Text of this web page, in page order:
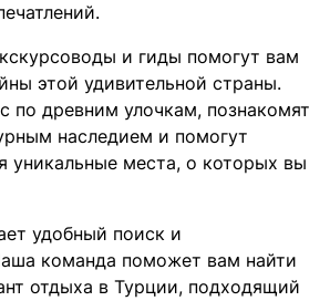
и гиды помогут вам
этой удивительной страны.
по древним улочкам, познакомят
наследием и помогут
уникальные места, о которых вы
удобный поиск и
команда поможет вам найти
отдыха в Турции, подходящий